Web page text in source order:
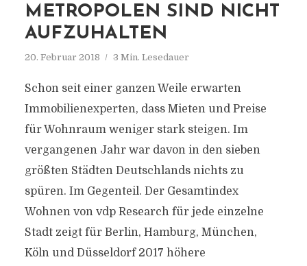
METROPOLEN SIND NICHT
AUFZUHALTEN
20. Februar 2018 3 Min. Lesedauer
Schon seit einer ganzen Weile erwarten
Immobilienexperten, dass Mieten und Preise
für Wohnraum weniger stark steigen. Im
vergangenen Jahr war davon in den sieben
größten Städten Deutschlands nichts zu
spüren. Im Gegenteil. Der Gesamtindex
Wohnen von vdp Research für jede einzelne
Stadt zeigt für Berlin, Hamburg, München,
Köln und Düsseldorf 2017 höhere